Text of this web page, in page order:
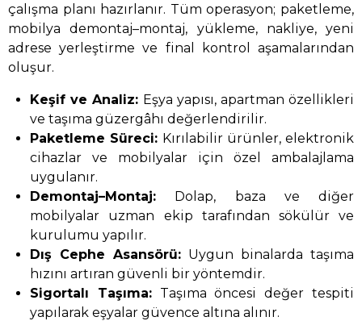
çalışma planı hazırlanır. Tüm operasyon; paketleme,
mobilya demontaj–montaj, yükleme, nakliye, yeni
adrese yerleştirme ve final kontrol aşamalarından
oluşur.
Keşif ve Analiz: Eşya yapısı, apartman özellikleri
ve taşıma güzergâhı değerlendirilir.
Paketleme Süreci: Kırılabilir ürünler, elektronik
cihazlar ve mobilyalar için özel ambalajlama
uygulanır.
Demontaj–Montaj: Dolap, baza ve diğer
mobilyalar uzman ekip tarafından sökülür ve
kurulumu yapılır.
Dış Cephe Asansörü: Uygun binalarda taşıma
hızını artıran güvenli bir yöntemdir.
Sigortalı Taşıma:Taşıma öncesi değer tespiti
yapılarak eşyalar güvence altına alınır.